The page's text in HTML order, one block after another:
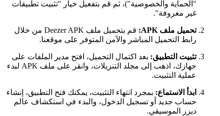
"الحماية والخصوصية")، ثم قم بتفعيل خيار "تثبيت تطبيقات
غير معروفة".
تحميل ملف APK:
قم بتحميل ملف Deezer APK من خلال
رابط التحميل المباشر والآمن المتوفر على موقعنا.
تثبيت التطبيق: بعد اكتمال التحميل، افتح مدير الملفات على
جهازك، اذهب إلى مجلد التنزيلات، وانقر على ملف APK لبدء
عملية التثبيت.
ابدأ الاستماع: بمجرد انتهاء التثبيت، يمكنك فتح التطبيق، إنشاء
حساب جديد أو تسجيل الدخول، والبدء في استكشاف عالم
ديزر الموسيقي.